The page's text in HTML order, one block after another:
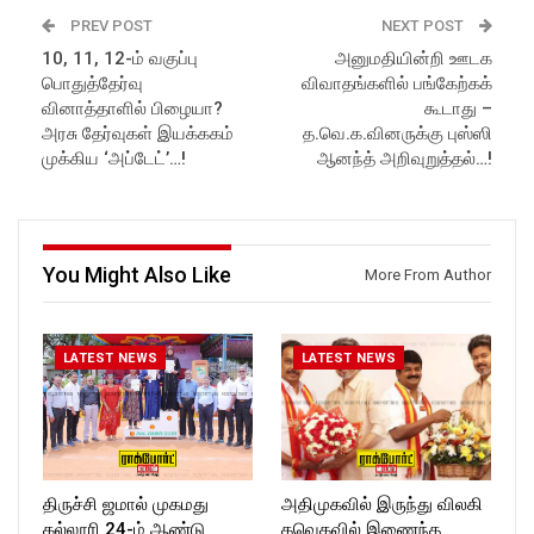
Follow us on Social Media for
Website: https://rockforttimes.
in//
Subscribe:
https://www.youtube.com/@r
ockforttimes
Like us on:
https://www.instagram.com/ro
ckforttimes/
Follow us on:
T_TIMESC
ockforttimes
Like us on:
https://www.facebook.com/R
ockforttimes
Follow us on:
https://www.instagram.com/ro
PREV POST
10, 11, 12-ம் வகுப்பு
பொதுத்தேர்வு
வினாத்தாளில் பிழையா?
அரசு தேர்வுகள் இயக்ககம்
முக்கிய ‘அப்டேட்’…!
NEXT POST
அனுமதியின்றி ஊடக
விவாதங்களில் பங்கேற்கக்
கூடாது –
த.வெ.க.வினருக்கு புஸ்ஸி
ஆனந்த் அறிவுறுத்தல்…!
You Might Also Like More From Author
LATEST NEWS
திருச்சி ஜமால் முகமது
LATEST NEWS
அதிமுகவில் இருந்து விலகி